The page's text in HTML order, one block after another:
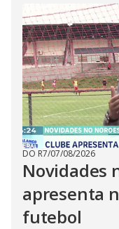
DO R7/07/08/2026
Novidades
apresenta
futebol